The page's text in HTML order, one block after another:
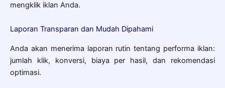
mengklik iklan Anda.
Laporan Transparan dan Mudah Dipahami
Anda akan menerima laporan rutin tentang performa iklan:
jumlah klik, konversi, biaya per hasil, dan rekomendasi
optimasi.